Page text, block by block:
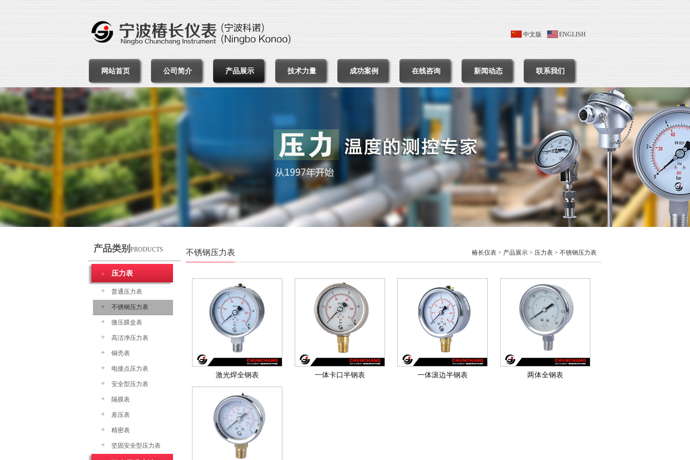
中文版 ENGLISH
网站首页 公司简介 产品展示 技术力量 成功案例 在线咨询 新闻动态 联系我们
产品类别 PRODUCTS
压力表
普通压力表
不锈钢压力表
微压膜盒表
高洁净压力表
铜壳表
电接点压力表
安全型压力表
隔膜表
差压表
精密表
坚固安全型压力表
椿长仪表 > 产品展示 > 压力表 > 不锈钢压力表
不锈钢压力表
激光焊全钢表 一体卡口半钢表 一体滚边半钢表 两体全钢表